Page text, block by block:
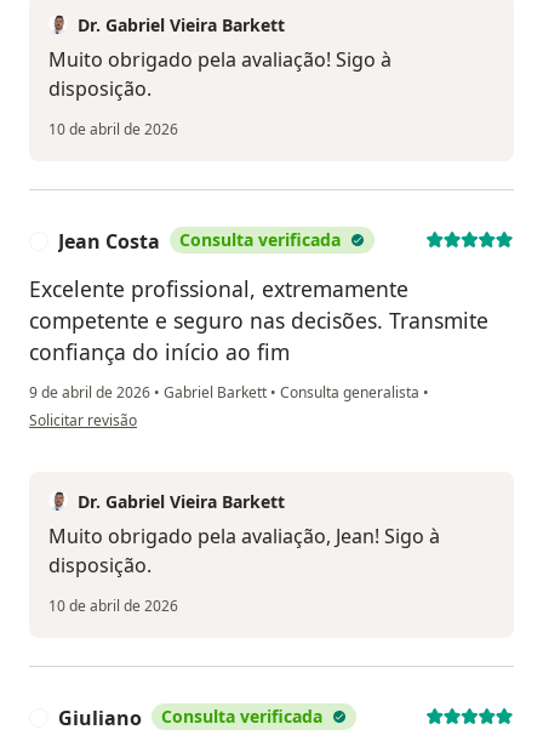
Dr. Gabriel Vieira Barkett
Muito obrigado pela avaliação! Sigo à
disposição.
10 de abril de 2026
Jean Costa Consulta verificada
Excelente profissional, extremamente
competente e seguro nas decisões. Transmite
confiança do início ao fim
9 de abril de 2026 • Gabriel Barkett • Consulta generalista •
na opinião do utilizador Jean Costa
Solicitar revisão
Dr. Gabriel Vieira Barkett
Muito obrigado pela avaliação, Jean! Sigo à
disposição.
10 de abril de 2026
Giuliano Consulta verificada